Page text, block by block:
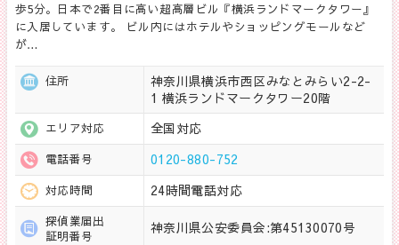
歩5分。日本で2番目に高い超高層ビル『横浜ランドマークタワー』
に入居しています。 ビル内にはホテルやショッピングモールなど
が…
住所
神奈川県横浜市西区みなとみらい2-2-
1 横浜ランドマークタワー20階
エリア対応 全国対応
電話番号 0120-880-752
対応時間 24時間電話対応
探偵業届出
証明番号
神奈川県公安委員会:第45130070号